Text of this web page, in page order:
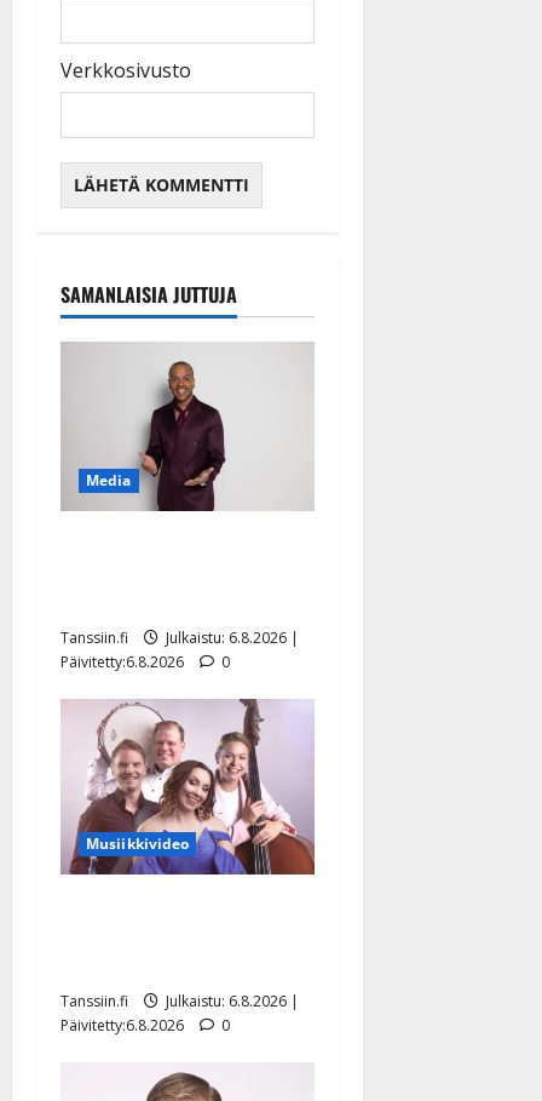
Verkkosivusto
SAMANLAISIA JUTTUJA
Media
Tanssiin.fi
Julkaistu: 6.8.2026 |
Päivitetty:6.8.2026
0
Musiikkivideo
Tanssiin.fi
Julkaistu: 6.8.2026 |
Päivitetty:6.8.2026
0